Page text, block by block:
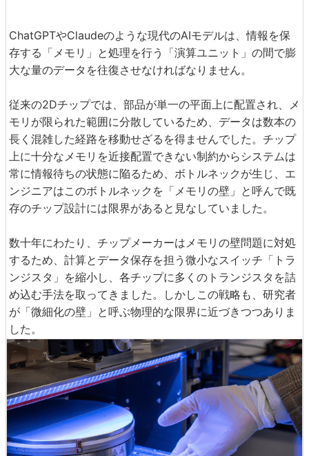
ChatGPTやClaudeのような現代のAIモデルは、情報を保
存する「メモリ」と処理を行う「演算ユニット」の間で膨
大な量のデータを往復させなければなりません。
従来の2Dチップでは、部品が単一の平面上に配置され、メ
モリが限られた範囲に分散しているため、データは数本の
長く混雑した経路を移動せざるを得ませんでした。チップ
上に十分なメモリを近接配置できない制約からシステムは
常に情報待ちの状態に陥るため、ボトルネックが生じ、エ
ンジニアはこのボトルネックを「メモリの壁」と呼んで既
存のチップ設計には限界があると見なしていました。
数十年にわたり、チップメーカーはメモリの壁問題に対処
するため、計算とデータ保存を担う微小なスイッチ「トラ
ンジスタ」を縮小し、各チップに多くのトランジスタを詰
め込む手法を取ってきました。しかしこの戦略も、研究者
が「微細化の壁」と呼ぶ物理的な限界に近づきつつありま
した。